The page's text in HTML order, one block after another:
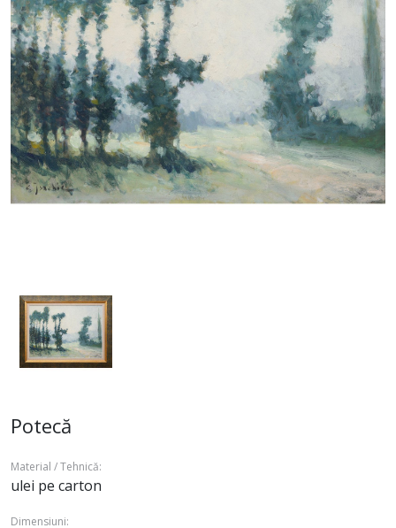
Potecă
Material / Tehnică:
ulei pe carton
Dimensiuni: